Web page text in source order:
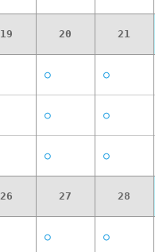
19 20 21
○ ○
○ ○
○ ○
26 27 28
○ ○